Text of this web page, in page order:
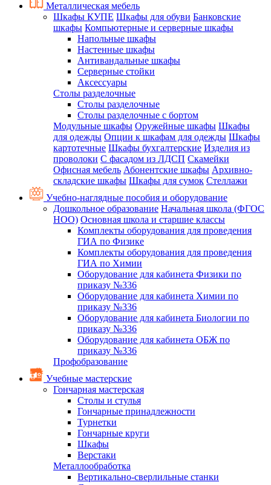
Металлическая мебель
Шкафы КУПЕ Шкафы для обуви Банковские
шкафы Компьютерные и серверные шкафы
Напольные шкафы
Настенные шкафы
Антивандальные шкафы
Серверные стойки
Аксессуары
Столы разделочные
Столы разделочные
Столы разделочные с бортом
Модульные шкафы Оружейные шкафы Шкафы
для одежды Опции к шкафам для одежды Шкафы
картотечные Шкафы бухгалтерские Изделия из
проволоки С фасадом из ЛДСП Скамейки
Офисная мебель Абонентские шкафы Архивно-
складские шкафы Шкафы для сумок Стеллажи
Учебно-наглядные пособия и оборудование
Дошкольное образование Начальная школа (ФГОС
НОО) Основная школа и старшие классы
Комплекты оборудования для проведения
ГИА по Физике
Комплекты оборудования для проведения
ГИА по Химии
Оборудование для кабинета Физики по
приказу №336
Оборудование для кабинета Химии по
приказу №336
Оборудование для кабинета Биологии по
приказу №336
Оборудование для кабинета ОБЖ по
приказу №336
Профобразование
Учебные мастерские
Гончарная мастерская
Столы и стулья
Гончарные принадлежности
Турнетки
Гончарные круги
Шкафы
Верстаки
Металлообработка
Вертикально-сверлильные станки